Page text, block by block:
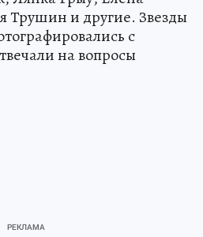
Трушин и другие. Звезды
с
на вопросы